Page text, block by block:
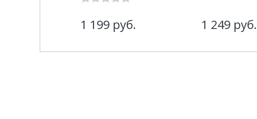
1 199 руб. 1 249 руб.